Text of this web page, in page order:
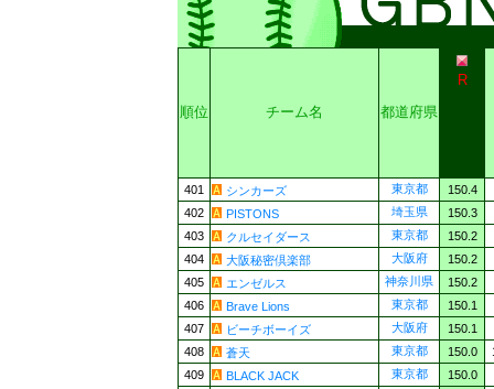
順位 チーム名 都道府県
R
401 シンカーズ 東京都
150.4
402
PISTONS 埼玉県
150.3
403
クルセイダース 東京都
150.2
404
大阪秘密倶楽部 大阪府
150.2
405
エンゼルス 神奈川県
150.2
406
Brave Lions 東京都
150.1
407
ビーチボーイズ 大阪府
150.1
408
蒼天 東京都 150.0
409
BLACK JACK 東京都
150.0